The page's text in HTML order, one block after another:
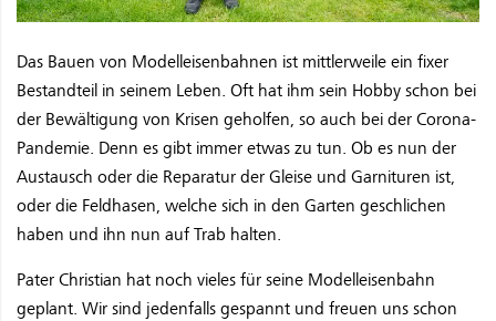
Das Bauen von Modelleisenbahnen ist mittlerweile ein fixer
Bestandteil in seinem Leben. Oft hat ihm sein Hobby schon bei
der Bewältigung von Krisen geholfen, so auch bei der Corona-
Pandemie. Denn es gibt immer etwas zu tun. Ob es nun der
Austausch oder die Reparatur der Gleise und Garnituren ist,
oder die Feldhasen, welche sich in den Garten geschlichen
haben und ihn nun auf Trab halten.
Pater Christian hat noch vieles für seine Modelleisenbahn
geplant. Wir sind jedenfalls gespannt und freuen uns schon